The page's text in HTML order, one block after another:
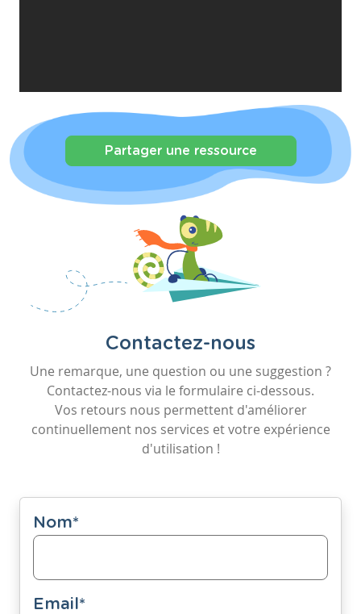
Partager une ressource
Contactez-nous
Une remarque, une question ou une suggestion ?
Contactez-nous via le formulaire ci-dessous.
Vos retours nous permettent d'améliorer
continuellement nos services et votre expérience
d'utilisation !
Nom*
Email*